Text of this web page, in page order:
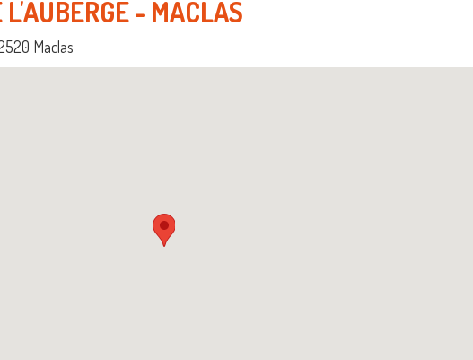
- MACLAS
Maclas